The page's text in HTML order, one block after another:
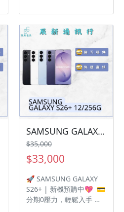
用新機邊付款， 月付超輕
鬆！ 【商品名稱】
SAMSUNG GALAXY S26
ULTRA 【容量】
12/256G ‼️ 購買手機注意
事項 ‼️ • 有任何問題都歡
迎洽群官方LINE：
@kjg6280d • 七日鑑賞期
內，如商品有問題，請盡
速向我們告知並且協助處
理 • 全新品為原廠保固一
年，中古機店家保固15天
• 店家擁有隨時修改、變
更、暫停活動之權利 下單
前請先私訊和加LINE來幫
核進度 LINE
ID:@kjg6280d 大呼小叫
辰通訊行 雲林縣虎尾鎮林
SAMSUNG GALAXY S26+ 12/256G 有額度快速過件 🎯 想換新機？現在就是最佳時機！現貨當天審件當天過件即可以馬上寄出
$35,000
$33,000
🚀 SAMSUNG GALAXY
S26+ | 新機預購中💖 💳
分期0壓力，輕鬆入手 想